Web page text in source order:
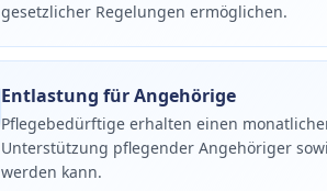
gesetzlicher Regelungen ermöglichen.
Entlastung für Angehörige
Pflegebedürftige erhalten einen
Unterstützung pflegender Angehöriger
werden kann.